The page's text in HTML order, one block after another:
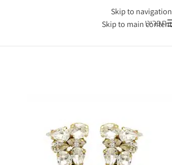
Skip to navigation
Skip to main content
תפריט